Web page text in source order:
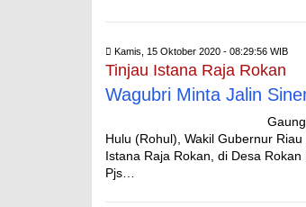
Kamis, 15 Oktober 2020 - 08:29:56 WIB
Tinjau Istana Raja Rokan
Wagubri Minta Jalin
Hulu (Rohul), Wakil Gubernur
Istana Raja Rokan, di Desa
Pjs…